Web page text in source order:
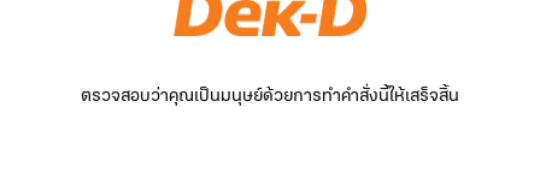
ตรวจสอบว่าคุณเป็นมนุษย์ด้วยการทำคำสั่งนี้ให้เสร็จสิ้น